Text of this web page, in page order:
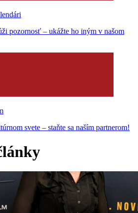
pozornosť – ukážte ho iným v našom
svete – staňte sa naším partnerom!